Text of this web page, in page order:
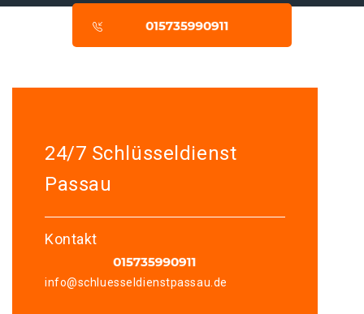
24/7 Schlüsseldienst
Passau
Kontakt
info@schluesseldienstpassau.de